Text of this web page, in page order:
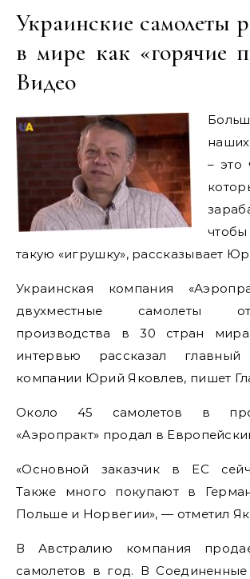
Украинские самолеты
в мире как «горячие
Видео
– это
такую «игрушку», рассказывает
Украинская компания
двухместные самолеты
производства в 30 стран
интервью рассказал главный
компании Юрий Яковлев, пишет
Около 45 самолетов в
«Аэропракт» продал в
«Основной заказчик в ЕС
Также много покупают в
Польше и Норвегии», — отметил
В Австралию компания
самолетов в год. В